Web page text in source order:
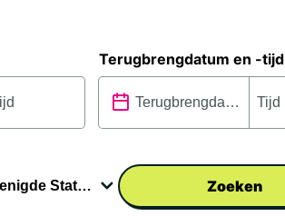
Terugbrengdatum en -tijd
Zoeken